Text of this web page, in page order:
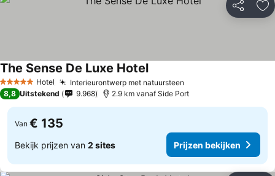
Delen
5 Sterren Hotel Interieurontwerp met natuursteen
The Sense De Luxe Hotel
8,8 Uitstekend 9.968 2.9 km vanaf Side Port
Van € 135
Bekijk prijzen van 2 sites Prijzen bekijken